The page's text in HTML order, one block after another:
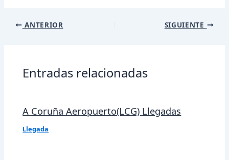
Navegación
ANTERIOR SIGUIENTE
Entradas relacionadas
A Coruña Aeropuerto(LCG) Llegadas
Llegada